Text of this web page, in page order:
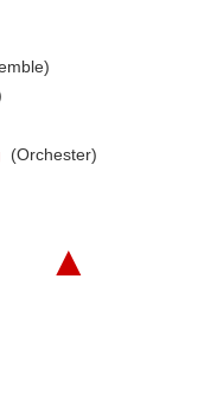
(Orchester)
▲